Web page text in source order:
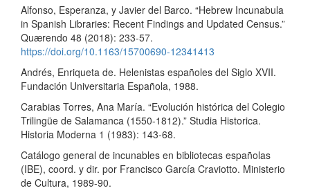
Alfonso, Esperanza, y Javier del Barco. “Hebrew Incunabula
in Spanish Libraries: Recent Findings and Updated Census.”
Quærendo 48 (2018): 233-57.
https://doi.org/10.1163/15700690-12341413
Andrés, Enriqueta de. Helenistas españoles del Siglo XVII.
Fundación Universitaria Española, 1988.
Carabias Torres, Ana María. “Evolución histórica del Colegio
Trilingüe de Salamanca (1550-1812).” Studia Historica.
Historia Moderna 1 (1983): 143-68.
Catálogo general de incunables en bibliotecas españolas
(IBE), coord. y dir. por Francisco García Craviotto. Ministerio
de Cultura, 1989-90.